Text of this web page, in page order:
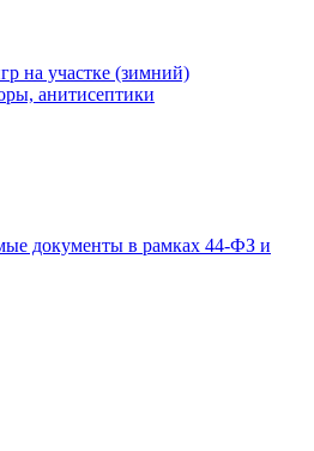
на участке (зимний)
анитисептики
документы в рамках 44-ФЗ и